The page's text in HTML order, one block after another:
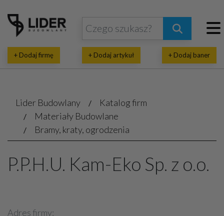
+ Dodaj firmę + Dodaj artykuł + Dodaj baner
Lider Budowlany
Katalog firm
Materiały Budowlane
Bramy, kraty, ogrodzenia
P.P.H.U. Kam-Eko Sp. z o.o.
Adres firmy: